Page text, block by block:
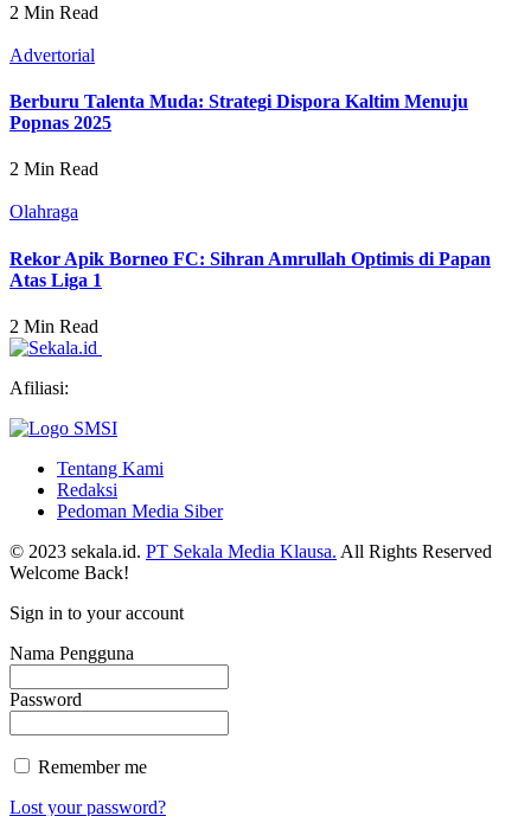
2 Min Read
Advertorial
Berburu Talenta Muda: Strategi Dispora Kaltim Menuju
Popnas 2025
2 Min Read
Olahraga
Rekor Apik Borneo FC: Sihran Amrullah Optimis di Papan
Atas Liga 1
2 Min Read
Afiliasi:
Tentang Kami
Redaksi
Pedoman Media Siber
© 2023 sekala.id. PT Sekala Media Klausa. All Rights Reserved
Welcome Back!
Sign in to your account
Nama Pengguna
Password
Remember me
Lost your password?